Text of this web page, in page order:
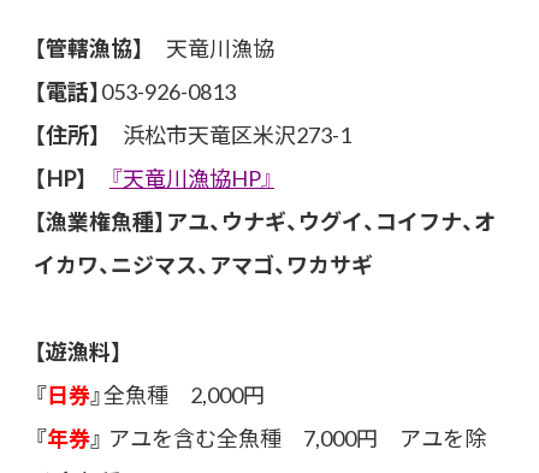
【管轄漁協】
天竜川漁協
【電話】053-926-0813
【住所】
浜松市天竜区米沢273-1
【HP】
『天竜川漁協HP』
【漁業権魚種】アユ、ウナギ、ウグイ、コイフナ、オ
イカワ、ニジマス、アマゴ、ワカサギ
【遊漁料】
『日券』全魚種 2,000円
『年券』 アユを含む全魚種 7,000円 アユを除